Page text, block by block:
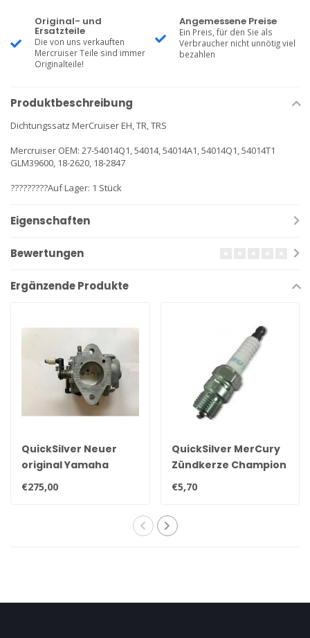
Original- und
Ersatzteile
Die von uns verkauften
Mercruiser Teile sind immer
Originalteile!
Angemessene Preise
Ein Preis, für den Sie als
Verbraucher nicht unnötig viel
bezahlen
Produktbeschreibung
Dichtungssatz MerCruiser EH, TR, TRS
Mercruiser OEM: 27-54014Q1, 54014, 54014A1, 54014Q1, 54014T1
GLM39600, 18-2620, 18-2847
?????????Auf Lager: 1 Stück
Eigenschaften
Bewertungen
Ergänzende Produkte
QuickSilver Neuer
original Yamaha
25hp, 30hp, 35hp &
40hp Vergaser
€275,00
QuickSilver MerCury
Zündkerze Champion
QL78YC
€5,70